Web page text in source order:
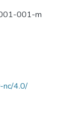
001-m
nc/4.0/